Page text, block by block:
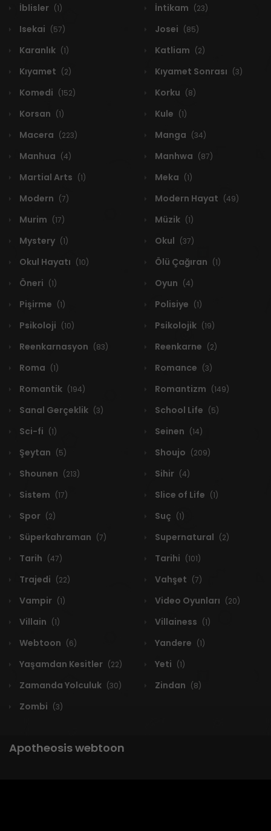
İblisler (1) İntikam (23)
Isekai (57) Josei (85)
Karanlık (1) Katliam (2)
Kıyamet (2) Kıyamet Sonrası (3)
Komedi (152) Korku (8)
Korsan (1) Kule (1)
Macera (223) Manga (34)
Manhua (4) Manhwa (87)
Martial Arts (1) Meka (1)
Modern (7) Modern Hayat (49)
Murim (17) Müzik (1)
Mystery (1) Okul (37)
Okul Hayatı (10) Ölü Çağıran (1)
Öneri (1) Oyun (4)
Pişirme (1) Polisiye (1)
Psikoloji (10) Psikolojik (19)
Reenkarnasyon (83) Reenkarne (2)
Roma (1) Romance (3)
Romantik (194) Romantizm (149)
Sanal Gerçeklik (3) School Life (5)
Sci-fi (1) Seinen (14)
Şeytan (5) Shoujo (209)
Shounen (213) Sihir (4)
Sistem (17) Slice of Life (1)
Spor (2) Suç (1)
Süperkahraman (7) Supernatural (2)
Tarih (47) Tarihi (101)
Trajedi (22) Vahşet (7)
Vampir (1) Video Oyunları (20)
Villain (1) Villainess (1)
Webtoon (6) Yandere (1)
Yaşamdan Kesitler (22) Yeti (1)
Zamanda Yolculuk (30) Zindan (8)
Zombi (3)
Apotheosis webtoon